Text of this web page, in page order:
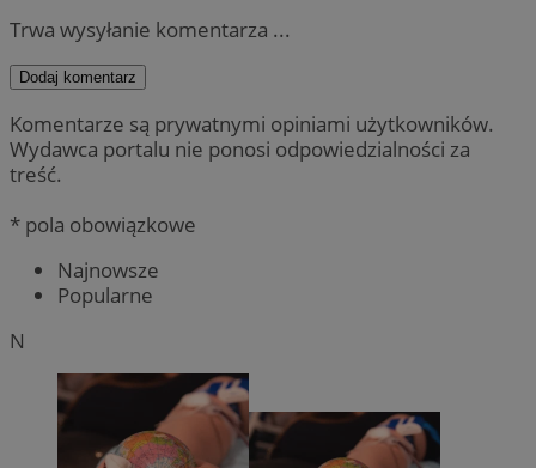
Trwa wysyłanie komentarza ...
Dodaj komentarz
Komentarze są prywatnymi opiniami użytkowników.
Wydawca portalu nie ponosi odpowiedzialności za
treść.
* pola obowiązkowe
Najnowsze
Popularne
N